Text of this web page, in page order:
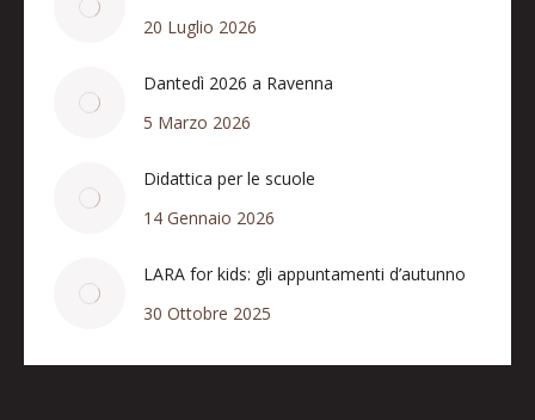
20 Luglio 2026
Dantedì 2026 a Ravenna
5 Marzo 2026
Didattica per le scuole
14 Gennaio 2026
LARA for kids: gli appuntamenti d’autunno
30 Ottobre 2025